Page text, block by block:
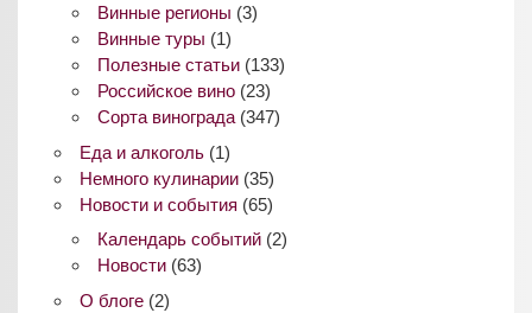
Винные регионы (3)
Винные туры (1)
Полезные статьи(133)
Российское вино(23)
Сорта винограда(347)
Еда и алкоголь(1)
Немного кулинарии(35)
Новости и события (65)
Календарь событий(2)
Новости(63)
О блоге(2)